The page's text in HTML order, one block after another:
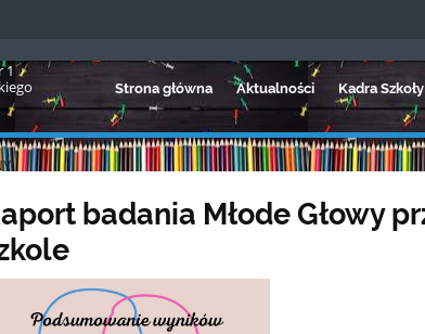
1
Strona główna Aktualności Kadra Szkoły
badania Młode Głowy